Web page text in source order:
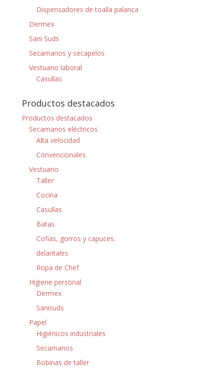
Dispensadores de toalla palanca
Dermex
Sani Suds
Secamanos y secapelos
Vestuario laboral
Casullas
Productos destacados
Productos destacados
Secamanos eléctricos
Alta velocidad
Convencionales
Vestuario
Taller
Cocina
Casullas
Batas
Cofias, gorros y capuces.
delantales
Ropa de Chef
Higiene personal
Dermex
Sanisuds
Papel
Higiénicos industriales
Secamanos
Bobinas de taller